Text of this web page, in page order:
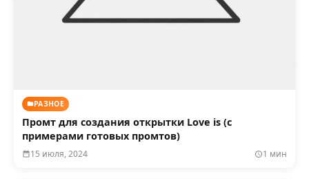
РАЗНОЕ
Промт для создания открытки Love is (с
примерами готовых промтов)
15 июля, 2024 1 мин